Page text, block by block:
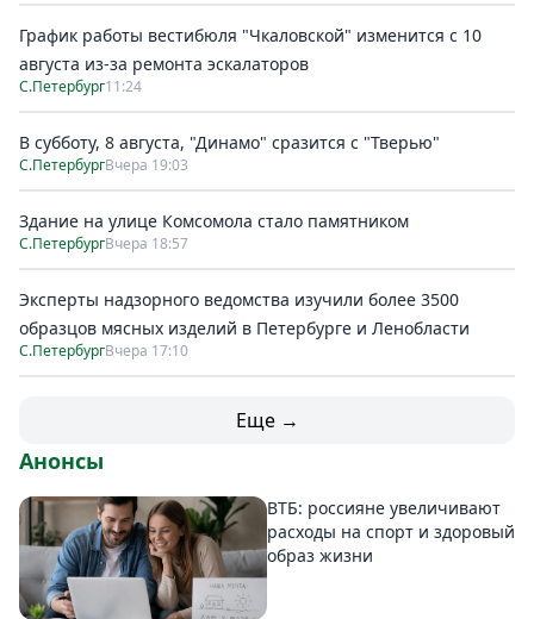
График работы вестибюля "Чкаловской" изменится с 10
августа из-за ремонта эскалаторов
С.Петербург11:24
В субботу, 8 августа, "Динамо" сразится с "Тверью"
С.ПетербургВчера 19:03
Здание на улице Комсомола стало памятником
С.ПетербургВчера 18:57
Эксперты надзорного ведомства изучили более 3500
образцов мясных изделий в Петербурге и Ленобласти
С.ПетербургВчера 17:10
Еще →
Анонсы
ВТБ: россияне увеличивают
расходы на спорт и здоровый
образ жизни